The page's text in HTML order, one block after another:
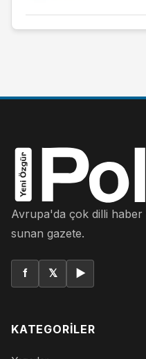
Avrupa'da çok dilli haber
sunan gazete.
f 𝕏 ▶
KATEGORILER